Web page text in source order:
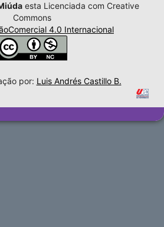
esta Licenciada com Creative
Commons
4.0 Internacional
por: Luis Andrés Castillo B.